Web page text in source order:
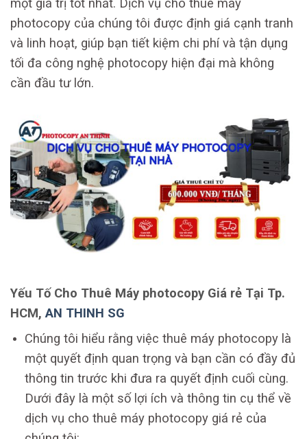
một giá trị tốt nhất. Dịch vụ cho thuê máy
photocopy của chúng tôi được định giá cạnh tranh
và linh hoạt, giúp bạn tiết kiệm chi phí và tận dụng
tối đa công nghệ photocopy hiện đại mà không
cần đầu tư lớn.
Yếu Tố Cho Thuê Máy photocopy Giá rẻ Tại Tp.
HCM,AN THINH SG
Chúng tôi hiểu rằng việc thuê máy photocopy là
một quyết định quan trọng và bạn cần có đầy đủ
thông tin trước khi đưa ra quyết định cuối cùng.
Dưới đây là một số lợi ích và thông tin cụ thể về
dịch vụ cho thuê máy photocopy giá rẻ của